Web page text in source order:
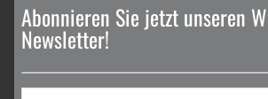
Abonnieren Sie jetzt unseren
Newsletter!